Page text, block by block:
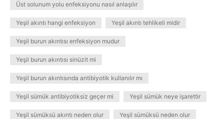
Üst solunum yolu enfeksiyonu nasıl anlaşılır
Yeşil akıntı hangi enfeksiyon Yeşil akıntı tehlikeli midir
Yeşil burun akıntısı enfeksiyon mudur
Yeşil burun akıntısı sinüzit mi
Yeşil burun akıntısında antibiyotik kullanılır mı
Yeşil sümük antibiyotiksiz geçer mi Yeşil sümük neye işarettir
Yeşil sümüksü akıntı neden olur Yeşil sümüksü neden olur